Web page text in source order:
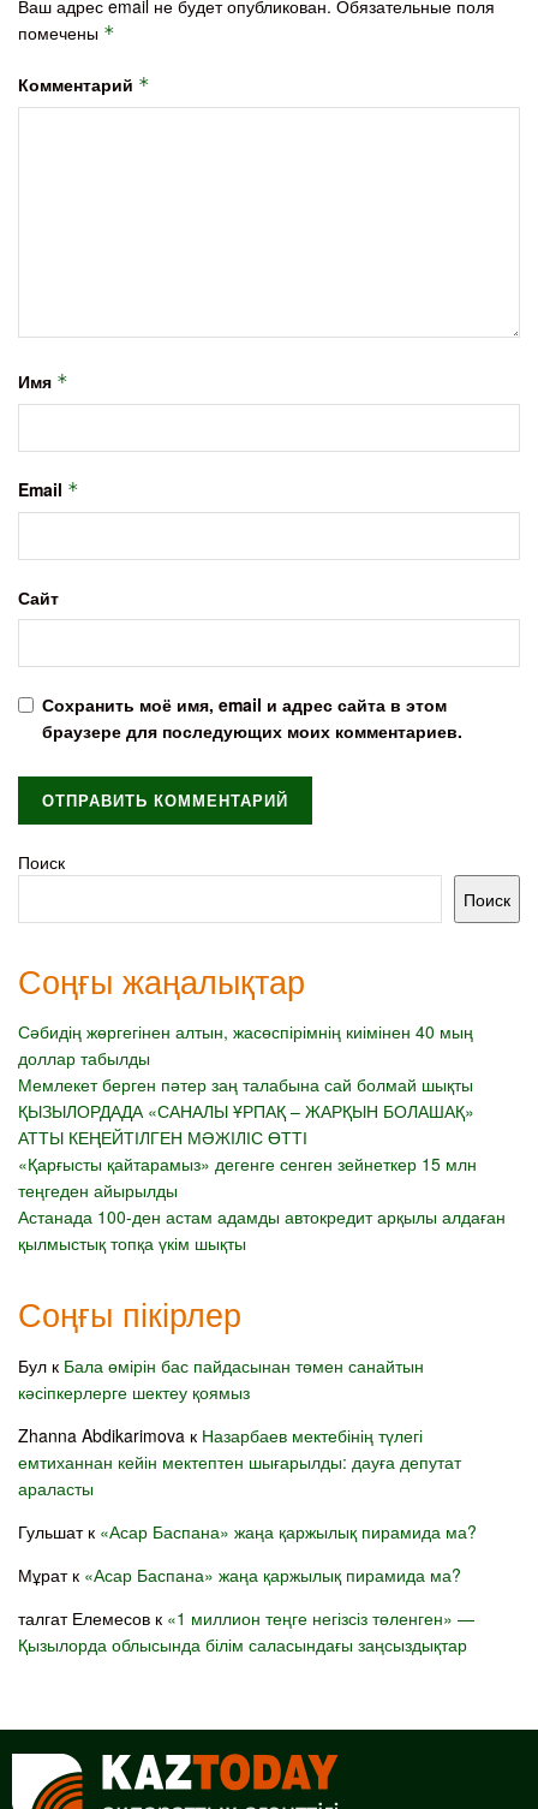
Ваш адрес email не будет опубликован. Обязательные поля
помечены *
Комментарий *
Имя *
Email *
Сайт
Сохранить моё имя, email и адрес сайта в этом
браузере для последующих моих комментариев.
Поиск
Поиск
Соңғы жаңалықтар
Сәбидің жөргегінен алтын, жасөспірімнің киімінен 40 мың
доллар табылды
Мемлекет берген пәтер заң талабына сай болмай шықты
ҚЫЗЫЛОРДАДА «САНАЛЫ ҰРПАҚ – ЖАРҚЫН БОЛАШАҚ»
АТТЫ КЕҢЕЙТІЛГЕН МӘЖІЛІС ӨТТІ
«Қарғысты қайтарамыз» дегенге сенген зейнеткер 15 млн
теңгеден айырылды
Астанада 100-ден астам адамды автокредит арқылы алдаған
қылмыстық топқа үкім шықты
Соңғы пікірлер
Бул к Бала өмірін бас пайдасынан төмен санайтын
кәсіпкерлерге шектеу қоямыз
Zhanna Abdikarimova к Назарбаев мектебінің түлегі
емтиханнан кейін мектептен шығарылды: дауға депутат
араласты
Гульшатк «Асар Баспана» жаңа қаржылық пирамида ма?
Мұратк «Асар Баспана» жаңа қаржылық пирамида ма?
талгат Елемесов к «1 миллион теңге негізсіз төленген» —
Қызылорда облысында білім саласындағы заңсыздықтар